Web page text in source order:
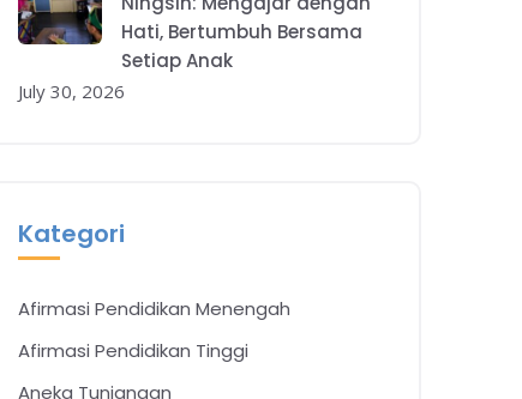
Hati, Bertumbuh Bersama
Setiap Anak
July 30, 2026
Kategori
Afirmasi Pendidikan Menengah
Afirmasi Pendidikan Tinggi
Aneka Tunjangan